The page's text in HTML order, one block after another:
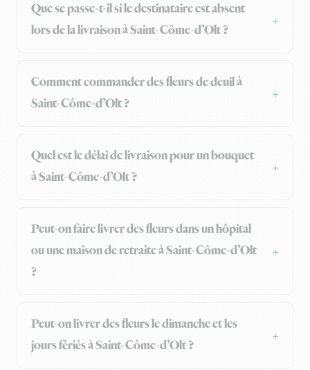
Que se passe-t-il si le destinataire est absent
lors de la livraison à Saint-Côme-d’Olt ?
Comment commander des fleurs de deuil à
Saint-Côme-d’Olt ?
Quel est le délai de livraison pour un bouquet
à Saint-Côme-d’Olt ?
Peut-on faire livrer des fleurs dans un hôpital
ou une maison de retraite à Saint-Côme-d’Olt
?
Peut-on livrer des fleurs le dimanche et les
jours fériés à Saint-Côme-d’Olt ?